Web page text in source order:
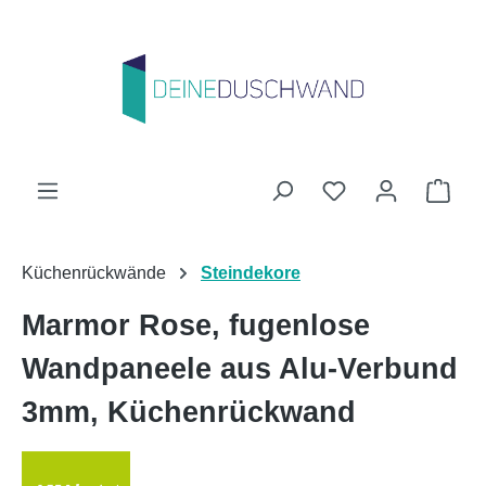
Du hast 0
Küchenrückwände Steindekore
Marmor Rose, fugenlose
Wandpaneele aus Alu-Verbund
3mm, Küchenrückwand